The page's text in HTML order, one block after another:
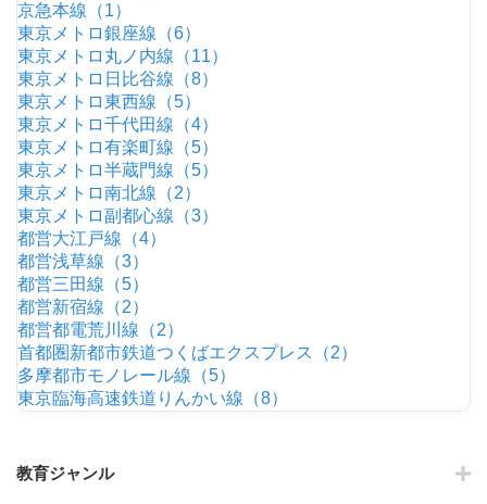
京急本線（1）
東京メトロ銀座線（6）
東京メトロ丸ノ内線（11）
東京メトロ日比谷線（8）
東京メトロ東西線（5）
東京メトロ千代田線（4）
東京メトロ有楽町線（5）
東京メトロ半蔵門線（5）
東京メトロ南北線（2）
東京メトロ副都心線（3）
都営大江戸線（4）
都営浅草線（3）
都営三田線（5）
都営新宿線（2）
都営都電荒川線（2）
首都圏新都市鉄道つくばエクスプレス（2）
多摩都市モノレール線（5）
東京臨海高速鉄道りんかい線（8）
教育ジャンル